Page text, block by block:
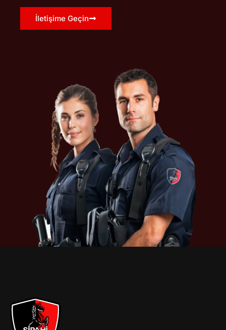
İletişime Geçin